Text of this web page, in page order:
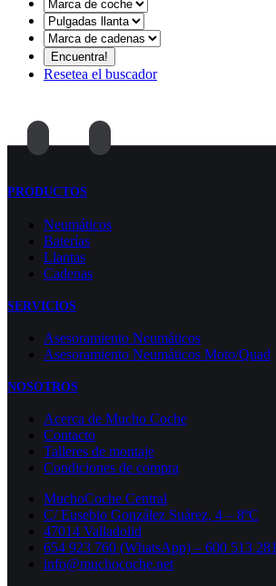
Resetea el buscador
PRODUCTOS
Neumáticos
Baterías
Llantas
Cadenas
SERVICIOS
Asesoramiento Neumáticos
Asesoramiento Neumáticos Moto/Quad
NOSOTROS
Acerca de Mucho Coche
Contacto
Talleres de montaje
Condiciones de compra
MuchoCoche Central
C/ Eusebio González Suárez, 4 – 8ºC
47014 Valladolid
654 923 760 (WhatsApp) – 600 513 281
info@muchocoche.net